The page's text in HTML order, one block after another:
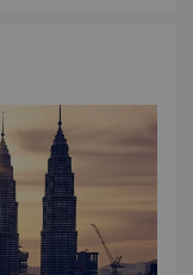
爱好者的理想目的
这里提供种类繁多
程。从薄雾缭绕的
最后抵达深海红树
客提供水下“寓教于
西亚本地的和来自世